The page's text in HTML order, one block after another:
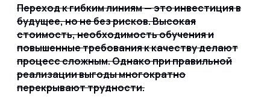
Переход к гибким линиям — это инвестиция в
будущее, но не без рисков. Высокая
стоимость, необходимость обучения и
повышенные требования к качеству делают
процесс сложным. Однако при правильной
реализации выгоды многократно
перекрывают трудности.